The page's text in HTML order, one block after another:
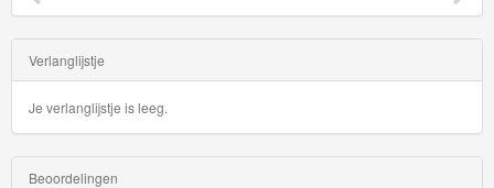
Verlanglijstje
Je verlanglijstje is leeg.
Beoordelingen